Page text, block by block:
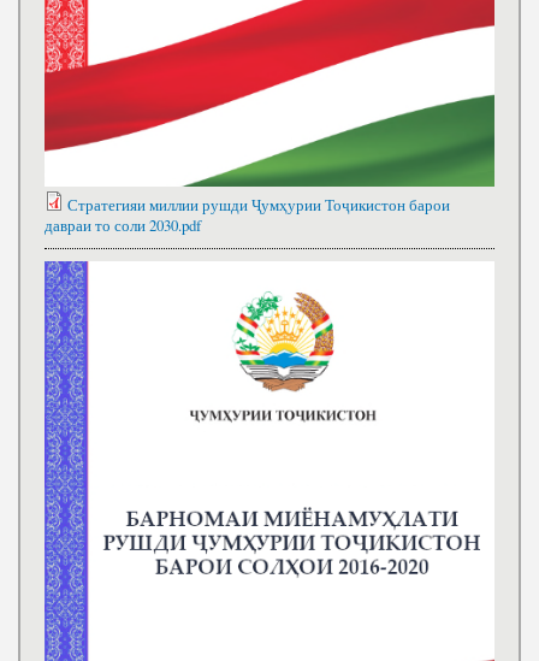
Стратегияи миллии рушди Ҷумҳурии Тоҷикистон барои
давраи то соли 2030.pdf